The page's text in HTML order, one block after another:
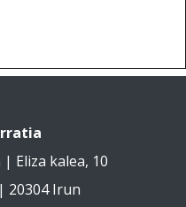
Eliza kalea, 10
20304 Irun